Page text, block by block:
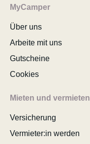
MyCamper
Über uns
Arbeite mit uns
Gutscheine
Cookies
Mieten und vermieten
Versicherung
Vermieter:in werden